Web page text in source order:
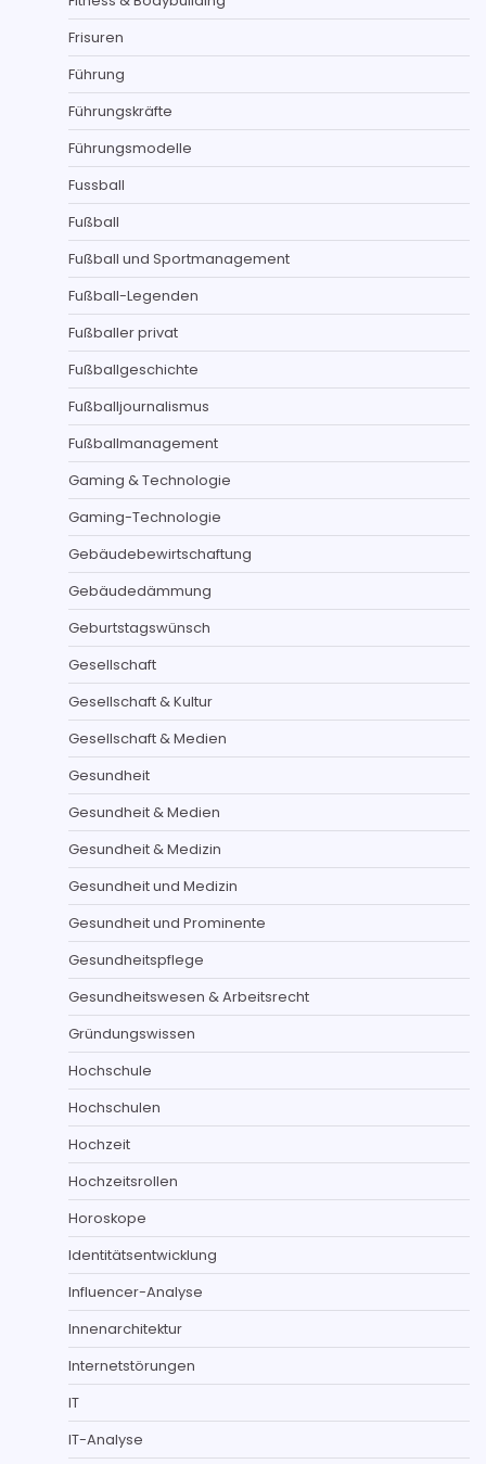
Frisuren
Führung
Führungskräfte
Führungsmodelle
Fussball
Fußball
Fußball und Sportmanagement
Fußball-Legenden
Fußballer privat
Fußballgeschichte
Fußballjournalismus
Fußballmanagement
Gaming & Technologie
Gaming-Technologie
Gebäudebewirtschaftung
Gebäudedämmung
Geburtstagswünsch
Gesellschaft
Gesellschaft & Kultur
Gesellschaft & Medien
Gesundheit
Gesundheit & Medien
Gesundheit & Medizin
Gesundheit und Medizin
Gesundheit und Prominente
Gesundheitspflege
Gesundheitswesen & Arbeitsrecht
Gründungswissen
Hochschule
Hochschulen
Hochzeit
Hochzeitsrollen
Horoskope
Identitätsentwicklung
Influencer-Analyse
Innenarchitektur
Internetstörungen
IT
IT-Analyse